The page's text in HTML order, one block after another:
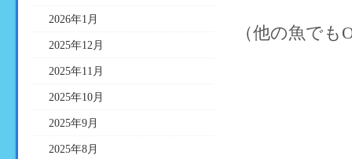
（他の魚で
2026年1月
2025年12月
2025年11月
2025年10月
2025年9月
2025年8月